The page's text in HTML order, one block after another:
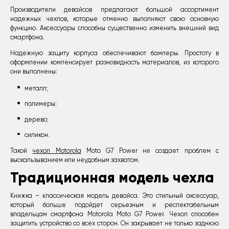
Производители девайсов предлагают большой ассортимент
надежных чехлов, которые отменно выполняют свою основную
функцию. Аксессуары способны существенно изменить внешний вид
смартфона.
Надежную защиту корпуса обеспечивают бамперы. Простоту в
оформлении компенсирует разновидность материалов, из которого
они выполнены:
металл;
полимеры;
дерево;
силикон.
Такой чехол Motorola Moto G7 Power не создает проблем с
выскальзыванием или неудобным захватом.
Традиционная модель чехла
Книжка – классическая модель девайса. Это стильный аксессуар,
который больше подойдет серьезным и респектабельным
владельцам смартфона Motorola Moto G7 Power. Чехол способен
защитить устройство со всех сторон. Он закрывает не только заднюю